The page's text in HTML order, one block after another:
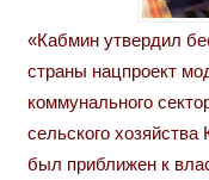
«Кабмин утвердил
страны нацпроект
коммунального
сельского
был приближен к